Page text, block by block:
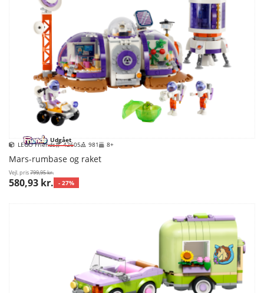
Udgået
LEGO Friends 42605 981 8+
Mars-rumbase og raket
Vejl. pris799,95 kr.
580,93 kr. - 27%